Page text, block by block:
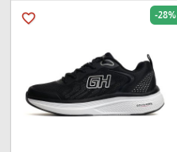
favorite_border -28%